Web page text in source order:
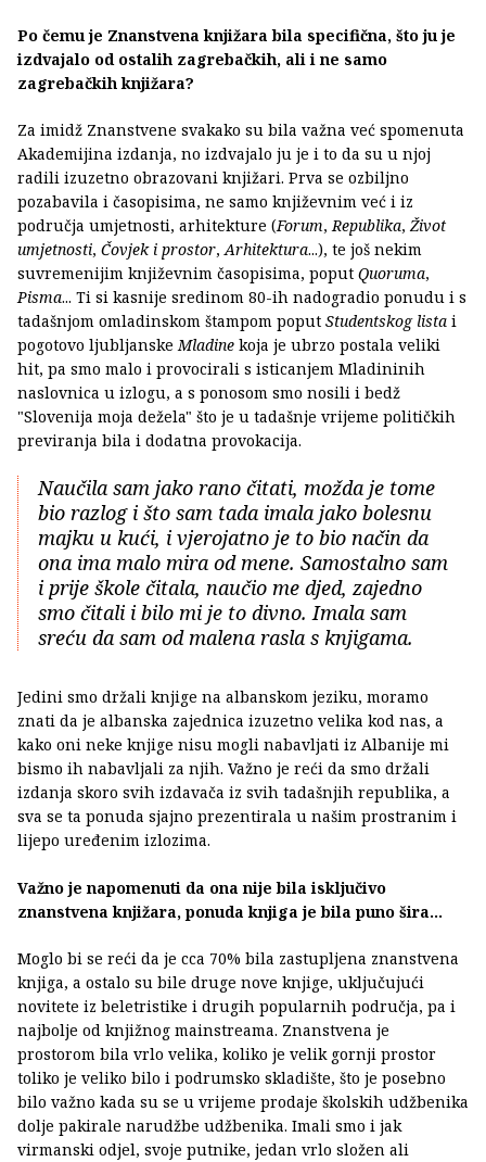
Po čemu je Znanstvena knjižara bila specifična, što ju je
izdvajalo od ostalih zagrebačkih, ali i ne samo
zagrebačkih knjižara?
Za imidž Znanstvene svakako su bila važna već spomenuta
Akademijina izdanja, no izdvajalo ju je i to da su u njoj
radili izuzetno obrazovani knjižari. Prva se ozbiljno
pozabavila i časopisima, ne samo književnim već i iz
područja umjetnosti, arhitekture (Forum,Republika,Život
umjetnosti, Čovjek i prostor,Arhitektura...), te još nekim
suvremenijim književnim časopisima, poput Quoruma,
Pisma... Ti si kasnije sredinom 80-ih nadogradio ponudu i s
tadašnjom omladinskom štampom poput Studentskog lista i
pogotovo ljubljanskeMladine koja je ubrzo postala veliki
hit, pa smo malo i provocirali s isticanjem Mladininih
naslovnica u izlogu, a s ponosom smo nosili i bedž
"Slovenija moja dežela" što je u tadašnje vrijeme političkih
previranja bila i dodatna provokacija.
Naučila sam jako rano čitati, možda je tome
bio razlog i što sam tada imala jako bolesnu
majku u kući, i vjerojatno je to bio način da
ona ima malo mira od mene. Samostalno sam
i prije škole čitala, naučio me djed, zajedno
smo čitali i bilo mi je to divno. Imala sam
sreću da sam od malena rasla s knjigama.
Jedini smo držali knjige na albanskom jeziku, moramo
znati da je albanska zajednica izuzetno velika kod nas, a
kako oni neke knjige nisu mogli nabavljati iz Albanije mi
bismo ih nabavljali za njih. Važno je reći da smo držali
izdanja skoro svih izdavača iz svih tadašnjih republika, a
sva se ta ponuda sjajno prezentirala u našim prostranim i
lijepo uređenim izlozima.
Važno je napomenuti da ona nije bila isključivo
znanstvena knjižara, ponuda knjiga je bila puno šira...
Moglo bi se reći da je cca 70% bila zastupljena znanstvena
knjiga, a ostalo su bile druge nove knjige, uključujući
novitete iz beletristike i drugih popularnih područja, pa i
najbolje od knjižnog mainstreama. Znanstvena je
prostorom bila vrlo velika, koliko je velik gornji prostor
toliko je veliko bilo i podrumsko skladište, što je posebno
bilo važno kada su se u vrijeme prodaje školskih udžbenika
dolje pakirale narudžbe udžbenika. Imali smo i jak
virmanski odjel, svoje putnike, jedan vrlo složen ali